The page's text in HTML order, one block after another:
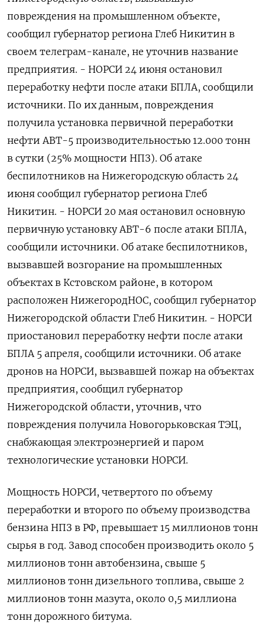
повреждения на промышленном объекте,
сообщил губернатор региона Глеб Никитин в
своем телеграм-канале, не уточнив название
предприятия. - НОРСИ 24 июня остановил
переработку нефти после атаки БПЛА, сообщили
источники. По их данным, повреждения
получила установка первичной переработки
нефти АВТ-5 производительностью 12.000 тонн
в сутки (25% мощности НПЗ). Об атаке
беспилотников на Нижегородскую область 24
июня сообщил губернатор региона Глеб
Никитин. - НОРСИ 20 мая остановил основную
первичную установку АВТ-6 после атаки БПЛА,
сообщили источники. Об атаке беспилотников,
вызвавшей возгорание на промышленных
объектах в Кстовском районе, в котором
расположен НижегородНОС, сообщил губернатор
Нижегородской области Глеб Никитин. - НОРСИ
приостановил переработку нефти после атаки
БПЛА 5 апреля, сообщили источники. Об атаке
дронов на НОРСИ, вызвавшей пожар на объектах
предприятия, сообщил губернатор
Нижегородской области, уточнив, что
повреждения получила Новогорьковская ТЭЦ,
снабжающая электроэнергией и паром
технологические установки НОРСИ.
Мощность НОРСИ, четвертого по объему
переработки и второго по объему производства
бензина НПЗ в РФ, превышает 15 миллионов тонн
сырья в год. Завод способен производить около 5
миллионов тонн автобензина, свыше 5
миллионов тонн дизельного топлива, свыше 2
миллионов тонн мазута, около 0,5 миллиона
тонн дорожного битума.